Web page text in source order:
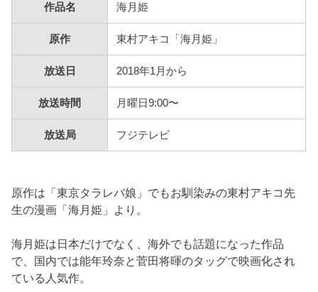
作品名 海月姫
原作 東村アキコ「海月姫」
放送日 2018年1月から
放送時間 月曜日9:00〜
放送局 フジテレビ
原作は「東京タラレバ娘」でもお馴染みの東村アキコ先
生の漫画「海月姫」より。
海月姫は日本だけでなく、海外でも話題になった作品
で、国内では能年玲奈と菅田将暉のタッグで映画化され
ている人気作。